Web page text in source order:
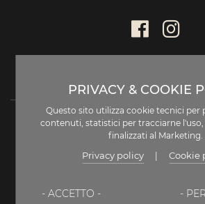
PRIVACY & COOKIE
Questo sito utilizza cookie tecnici per
contenuti, statistici per tracciarne
finalizzati al Marketing.
Privacy policy Cookie
- ACCETTO - -